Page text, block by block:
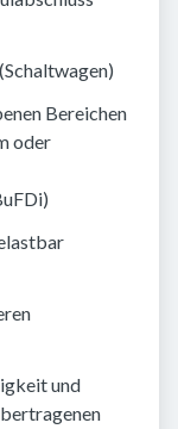
Bereichen
oder
und